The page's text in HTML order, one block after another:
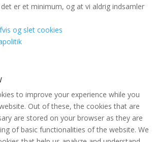
er et minimum, og at vi aldrig indsamler
og slet cookies
to improve your experience while you
Out of these, the cookies that are
are stored on your browser as they are
of basic functionalities of the website. We